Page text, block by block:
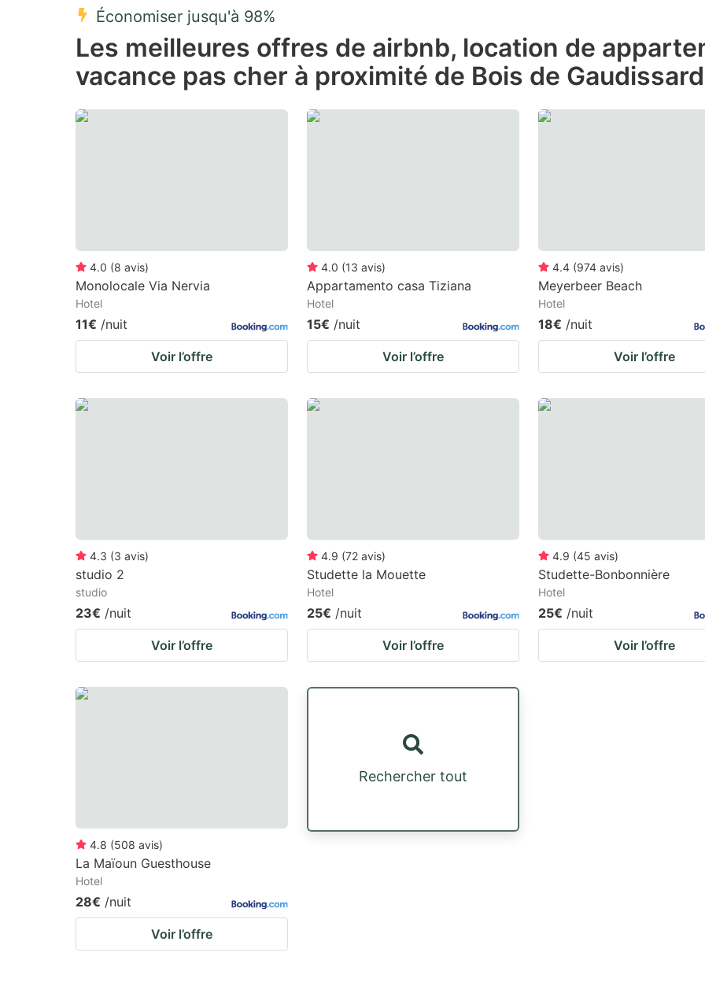
Press
the
question
for
changing
the
question
for
changing
Économiser jusqu'à 98%
Les meilleures offres de airbnb, location de
vacance pas cher à proximité de Bois de Gaudissard
4.0 (8 avis)
Monolocale Via Nervia
Hotel
11€ /nuit
Voir l’offre
4.0 (13 avis)
Appartamento casa Tiziana
Hotel
15€ /nuit
Voir l’offre
4.4 (974 avis)
Meyerbeer Beach
Hotel
18€ /nuit
Voir l’offre
4.3 (3 avis)
studio 2
studio
23€ /nuit
Voir l’offre
4.9 (72 avis)
Studette la Mouette
Hotel
25€ /nuit
Voir l’offre
4.9 (45 avis)
Studette-Bonbonnière
Hotel
25€ /nuit
Voir l’offre
4.8 (508 avis)
La Maïoun Guesthouse
Hotel
28€ /nuit
Voir l’offre
Rechercher tout